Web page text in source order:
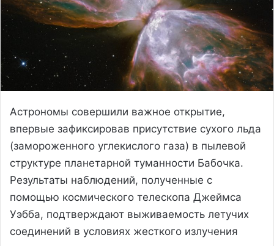
Астрономы совершили важное открытие,
впервые зафиксировав присутствие сухого льда
(замороженного углекислого газа) в пылевой
структуре планетарной туманности Бабочка.
Результаты наблюдений, полученные с
помощью космического телескопа Джеймса
Уэбба, подтверждают выживаемость летучих
соединений в условиях жесткого излучения